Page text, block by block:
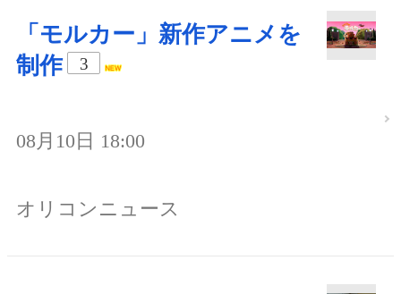
「モルカー」新作アニメを
制作
3
08月10日 18:00
オリコンニュース